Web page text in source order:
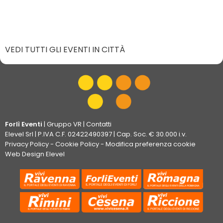
VEDI TUTTI GLI EVENTI IN CITTÀ
Forlì Eventi | Gruppo VR | Contatti
Elevel Srl | P.IVA C.F. 02422490397 | Cap. Soc. € 30.000 i.v.
Privacy Policy- Cookie Policy- Modifica preferenza cookie
Web Design Elevel